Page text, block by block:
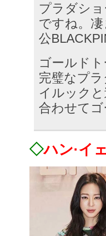
プラダシ
ですね。
公
ゴールド
完璧なプ
イルック
合わせて
◇ハン·イ